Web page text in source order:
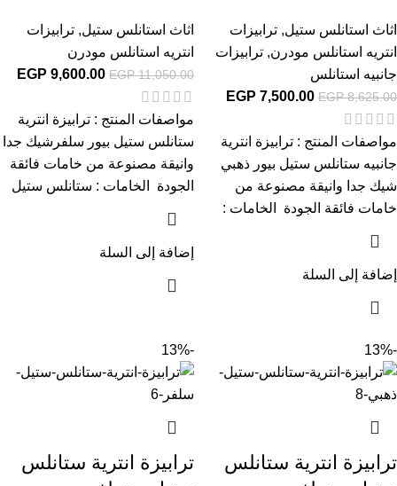
اثاث استانلس ستيل, ترابيزات
انتريه استانلس مودرن, ترابيزات
جانبيه استانلس
EGP8,625.00
EGP 7,500.00
مواصفات المنتج : ترابيزة انترية
جانبيه ستانلس ستيل بيور ذهبي
شيك جدا وانيقة مصنوعة من
خامات فائقة الجودة الخامات :
إضافة إلى السلة
اثاث استانلس ستيل, ترابيزات
انتريه استانلس مودرن
EGP11,050.00
EGP 9,600.00
مواصفات المنتج : ترابيزة انترية
ستانلس ستيل بيور سلفرشيك جدا
وانيقة مصنوعة من خامات فائقة
الجودة الخامات : ستانلس ستيل
إضافة إلى السلة
-13%
ترابيزة انترية ستانلس
-13%
ترابيزة انترية ستانلس